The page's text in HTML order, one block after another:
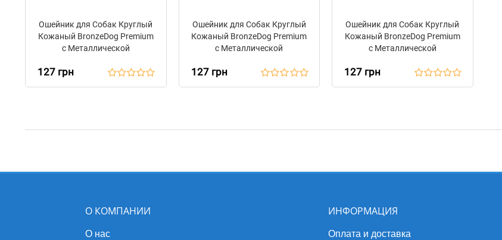
Ошейник для Собак Круглый
Кожаный BronzeDog Premium
с Металлической
127 грн
Ошейник для Собак Круглый
Кожаный BronzeDog Premium
с Металлической
127 грн
Ошейник для Собак Круглый
Кожаный BronzeDog Premium
с Металлической
127 грн
О КОМПАНИИ
О нас
ИНФОРМАЦИЯ
Оплата и доставка